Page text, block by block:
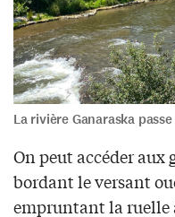
La rivière Ganaraska
On peut accéder aux
bordant le versant
empruntant la ruelle